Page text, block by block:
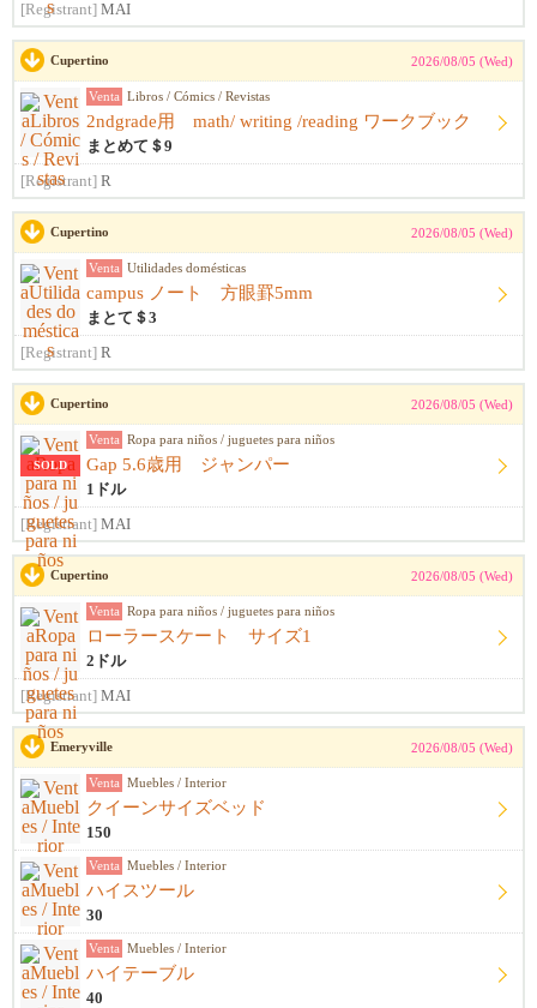
[Registrant] MAI
Cupertino 2026/08/05 (Wed)
Venta Libros / Cómics / Revistas
2ndgrade用 math/ writing /reading ワークブック
まとめて＄9
[Registrant] R
Cupertino 2026/08/05 (Wed)
Venta Utilidades domésticas
campus ノート 方眼罫5mm
まとて＄3
[Registrant] R
Cupertino 2026/08/05 (Wed)
SOLD
Venta Ropa para niños / juguetes para niños
Gap 5.6歳用 ジャンパー
1ドル
[Registrant] MAI
Cupertino 2026/08/05 (Wed)
Venta Ropa para niños / juguetes para niños
ローラースケート サイズ1
2ドル
[Registrant] MAI
Emeryville 2026/08/05 (Wed)
Venta Muebles / Interior
クイーンサイズベッド
150
Venta Muebles / Interior
ハイスツール
30
Venta Muebles / Interior
ハイテーブル
40